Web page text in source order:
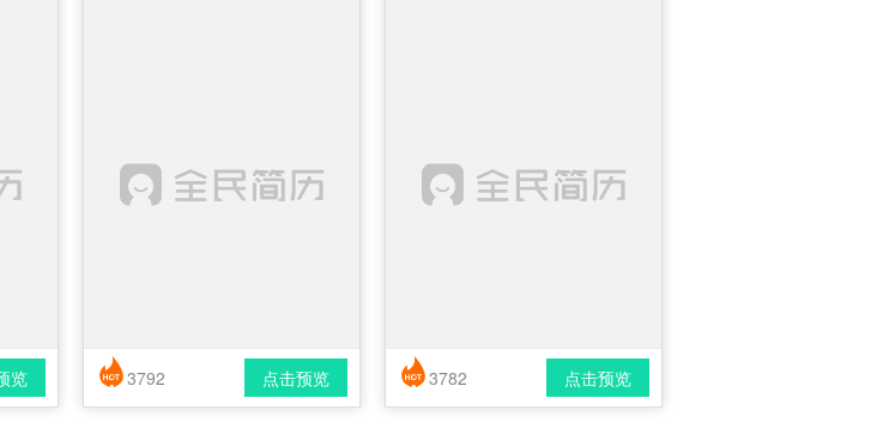
览
简历风格： 时尚 / 简洁 / 应届生
点击预览
3792
简历风格： 时尚 / 简洁 / 应届生
点击预览
3782